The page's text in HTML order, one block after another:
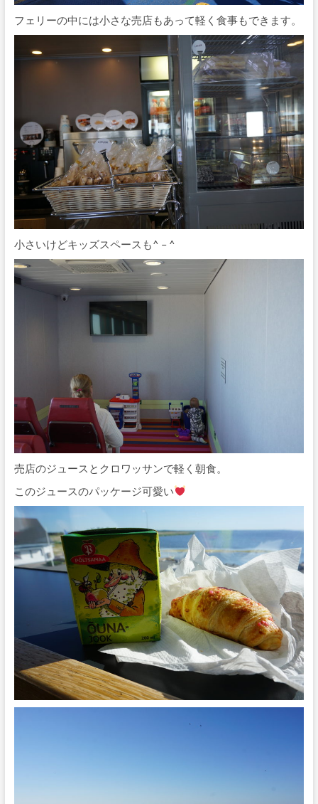
フェリーの中には小さな売店もあって軽く食事もできます。
小さいけどキッズスペースも^ – ^
売店のジュースとクロワッサンで軽く朝食。
このジュースのパッケージ可愛い